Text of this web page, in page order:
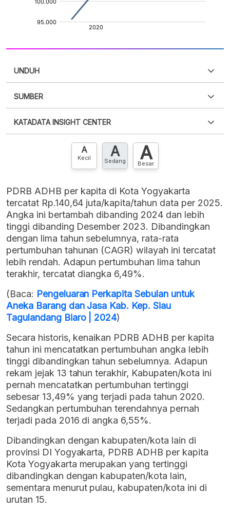
UNDUH
XLS
SUMBER
punya akun?Silakan Daftar sekarang
KATADATA INSIGHT CENTER
Hubungi sekarang »
A
Kecil A
Sedang A
Besar
PDRB ADHB per kapita di Kota Yogyakarta
tercatat Rp.140,64 juta/kapita/tahun data per 2025.
Angka ini bertambah dibanding 2024 dan lebih
tinggi dibanding Desember 2023. Dibandingkan
dengan lima tahun sebelumnya, rata-rata
pertumbuhan tahunan (CAGR) wilayah ini tercatat
lebih rendah. Adapun pertumbuhan lima tahun
terakhir, tercatat diangka 6,49%.
(Baca: Pengeluaran Perkapita Sebulan untuk
Aneka Barang dan Jasa Kab. Kep. Siau
Tagulandang Biaro | 2024)
Secara historis, kenaikan PDRB ADHB per kapita
tahun ini mencatatkan pertumbuhan angka lebih
tinggi dibandingkan tahun sebelumnya. Adapun
rekam jejak 13 tahun terakhir, Kabupaten/kota ini
pernah mencatatkan pertumbuhan tertinggi
sebesar 13,49% yang terjadi pada tahun 2020.
Sedangkan pertumbuhan terendahnya pernah
terjadi pada 2016 di angka 6,55%.
Dibandingkan dengan kabupaten/kota lain di
provinsi DI Yogyakarta, PDRB ADHB per kapita
Kota Yogyakarta merupakan yang tertinggi
dibandingkan dengan kabupaten/kota lain,
sementara menurut pulau, kabupaten/kota ini di
urutan 15.